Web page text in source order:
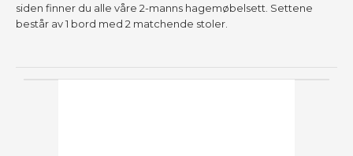
siden finner du alle våre 2-manns hagemøbelsett. Settene
består av 1 bord med 2 matchende stoler.